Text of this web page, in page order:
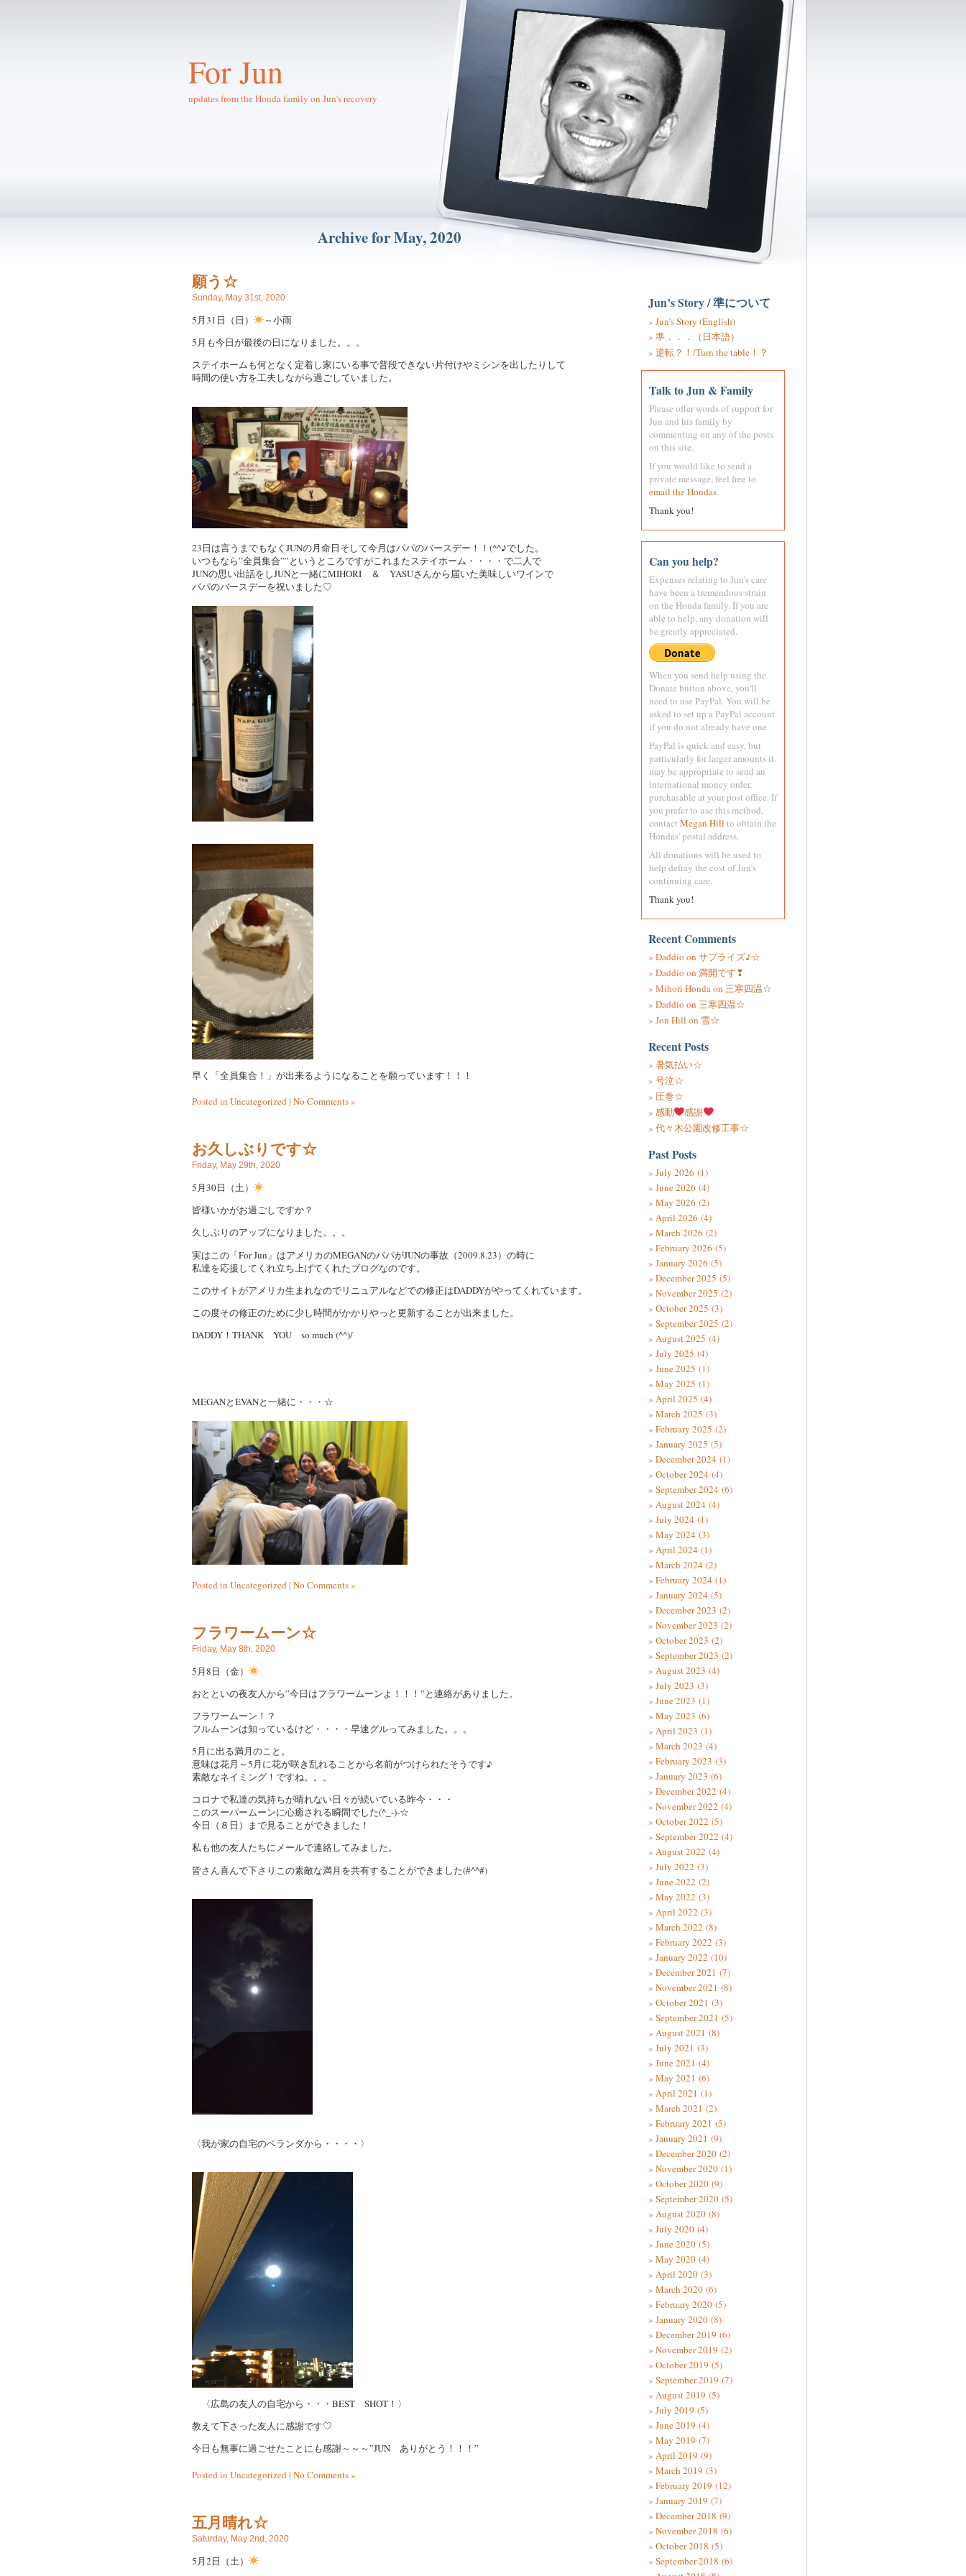
For Jun
updates from the Honda family on Jun's recovery
Archive for May, 2020
願う☆
Sunday, May 31st, 2020
5月31日（日）
～小雨
5月も今日が最後の日になりました。。。
ステイホームも何となく定着し家にいる事で普段できない片付けやミシンを出したりして
時間の使い方を工夫しながら過ごしていました。
23日は言うまでもなくJUNの月命日そして今月はパパのバースデー！！(^^♪でした。
いつもなら”全員集合””というところですがこれまたステイホーム・・・・で二人で
JUNの思い出話をしJUNと一緒にMIHORI ＆ YASUさんから届いた美味しいワインで
パパのバースデーを祝いました♡
早く「全員集合！」が出来るようになることを願っています！！！
Posted in Uncategorized| No Comments »
お久しぶりです☆
Friday, May 29th, 2020
5月30日（土）
皆様いかがお過ごしですか？
久しぶりのアップになりました。。。
実はこの「For Jun」はアメリカのMEGANのパパがJUNの事故（2009.8.23）の時に
私達を応援してくれ立ち上げてくれたブログなのです。
このサイトがアメリカ生まれなのでリニュアルなどでの修正はDADDYがやってくれています。
この度その修正のために少し時間がかかりやっと更新することが出来ました。
DADDY！THANK YOU so much (^^)/
MEGANとEVANと一緒に・・・☆
Posted in Uncategorized | No Comments »
フラワームーン☆
Friday, May 8th, 2020
5月8日（金）
おとといの夜友人から”今日はフラワームーンよ！！！”と連絡がありました。
フラワームーン！？
フルムーンは知っているけど・・・・早速グルってみました。。。
5月に出る満月のこと。
意味は花月～5月に花が咲き乱れることから名前がつけられたそうです♪
素敵なネイミング！ですね。。。
コロナで私達の気持ちが晴れない日々が続いている昨今・・・
このスーパームーンに心癒される瞬間でした(^_-)-☆
今日（８日）まで見ることができました！
私も他の友人たちにメールで連絡してみました。
皆さん喜んで下さりこの素敵な満月を共有することができました(#^^#)
〈我が家の自宅のベランダから・・・・〉
〈広島の友人の自宅から・・・BEST SHOT！〉
教えて下さった友人に感謝です♡
今日も無事に過ごせたことにも感謝～～～”JUN ありがとう！！！”
Posted in Uncategorized | No Comments »
五月晴れ☆
Saturday, May 2nd, 2020
5月2日（土）
Jun’s Story / 準について
Jun’s Story (English)
準．．．（日本語）
逆転？！/Turn the table！？
Talk to Jun & Family
Please offer words of support for
Jun and his family by
commenting on any of the posts
on this site.
If you would like to send a
private message, feel free to
email the Hondas.
Thank you!
Can you help?
Expenses relating to Jun's care
have been a tremendous strain
on the Honda family. If you are
able to help, any donation will
be greatly appreciated.
When you send help using the
Donate button above, you'll
need to use PayPal. You will be
asked to set up a PayPal account
if you do not already have one.
PayPal is quick and easy, but
particularly for larger amounts it
may be appropriate to send an
international money order,
purchasable at your post office. If
you prefer to use this method,
contact Megan Hill to obtain the
Hondas' postal address.
All donations will be used to
help defray the cost of Jun's
continuing care.
Thank you!
Recent Comments
Daddio on サプライズ♪☆
Daddio on 満開です❢
Mihori Hondaon 三寒四温☆
Daddio on 三寒四温☆
Jon Hill on 雪☆
Recent Posts
暑気払い☆
号泣☆
圧巻☆
感動
感謝
代々木公園改修工事☆
Past Posts
July 2026 (1)
June 2026 (4)
May 2026 (2)
April 2026 (4)
March 2026 (2)
February 2026 (5)
January 2026 (5)
December 2025 (5)
November 2025 (2)
October 2025 (3)
September 2025 (2)
August 2025 (4)
July 2025 (4)
June 2025 (1)
May 2025 (1)
April 2025 (4)
March 2025 (3)
February 2025 (2)
January 2025 (5)
December 2024(1)
October 2024(4)
September 2024(6)
August 2024(4)
July 2024(1)
May 2024(3)
April 2024(1)
March 2024(2)
February 2024(1)
January 2024(5)
December 2023 (2)
November 2023 (2)
October 2023 (2)
September 2023 (2)
August 2023 (4)
July 2023 (3)
June 2023 (1)
May 2023 (6)
April 2023 (1)
March 2023 (4)
February 2023 (3)
January 2023 (6)
December 2022 (4)
November 2022 (4)
October 2022 (5)
September 2022 (4)
August 2022 (4)
July 2022 (3)
June 2022 (2)
May 2022 (3)
April 2022 (3)
March 2022 (8)
February 2022 (3)
January 2022 (10)
December 2021 (7)
November 2021 (8)
October 2021 (3)
September 2021 (5)
August 2021 (8)
July 2021 (3)
June 2021 (4)
May 2021 (6)
April 2021 (1)
March 2021 (2)
February 2021 (5)
January 2021 (9)
December 2020(2)
November 2020(1)
October 2020(9)
September 2020(5)
August 2020(8)
July 2020(4)
June 2020(5)
May 2020(4)
April 2020(3)
March 2020(6)
February 2020(5)
January 2020(8)
December 2019 (6)
November 2019 (2)
October 2019 (5)
September 2019 (7)
August 2019 (5)
July 2019 (5)
June 2019 (4)
May 2019 (7)
April 2019 (9)
March 2019 (3)
February 2019 (12)
January 2019 (7)
December 2018 (9)
November 2018 (6)
October 2018 (5)
September 2018 (6)